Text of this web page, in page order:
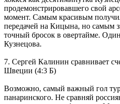
продемонстрировавшего свой
момент. Самым красивым
передачей на Кицына, но самым
точный бросок в овертайме.
Кузнецова.
7. Сергей Калинин сравнивает
Швеции (4:3 Б)
Возможно, самый важный гол
панаринского. Не сравняй